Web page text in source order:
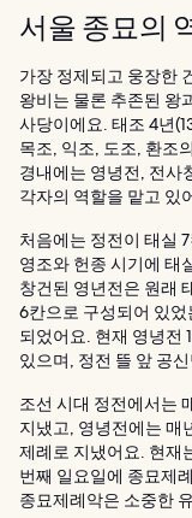
서울 종묘의
가장 정제되고 웅장한
왕비는 물론 추존된 왕
사당이에요. 태조 4년
목조, 익조, 도조, 환조
경내에는 영녕전, 전사
각자의 역할을 맡고 있
처음에는 정전이 태실
영조와 헌종 시기에 태
창건된 영년전은 원래
6칸으로 구성되어 있었
되었어요. 현재 영녕전
있으며, 정전 뜰 앞 공
조선 시대 정전에서는
지냈고, 영녕전에는 매
제례로 지냈어요. 현재
번째 일요일에 종묘제
종묘제례악은 소중한